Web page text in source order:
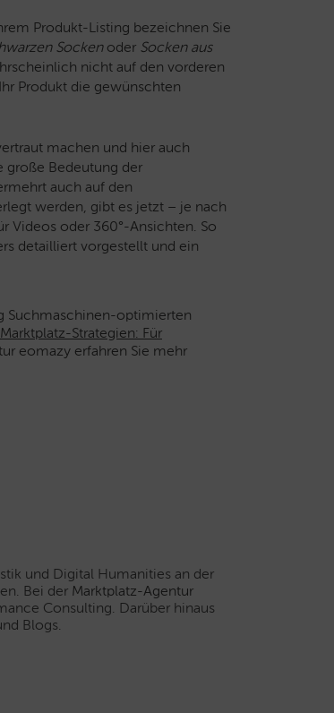
Produkt-Listing bezeichnen Sie
Socken oder Socken aus
nicht auf den vorderen
Produkt die gewünschten
machen und hier auch
große Bedeutung der
auch auf den
werden, gibt es jetzt – je nach
Videos oder 360°-Ansichten. So
detailliert vorgestellt und ein
Suchmaschinen-optimierten
Marktplatz-Strategien: Für
eomazy erfahren Sie mehr
und Digital Humanities an der
Bei der Marktplatz-Agentur
Consulting. Darüber hinaus
Blogs.